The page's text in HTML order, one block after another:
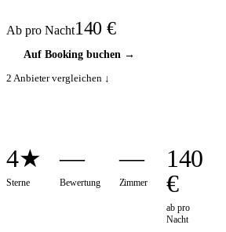
Ab pro Nacht140 €
Auf Booking buchen→
2 Anbieter vergleichen ↓
4★
Sterne
—
Bewertung
—
Zimmer
140
€
ab pro
Nacht